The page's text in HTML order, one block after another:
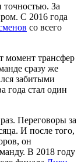
точностью. За
С 2016 года
со всего
момент трансфер
сразу же
забитыми
года стал один
Переговоры за
И после того,
он
В 2018 году